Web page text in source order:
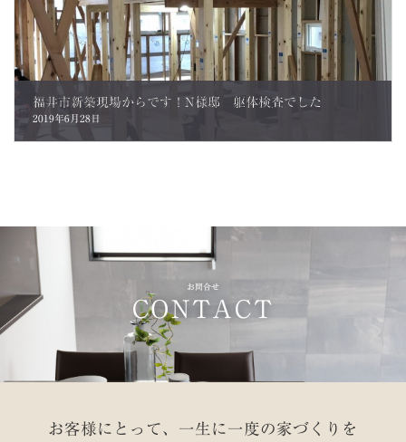
福井市新築現場からです！N様邸 躯体検査でした
2019年6月28日
お問合せ
CONTACT
お客様にとって、一生に一度の家づくりを